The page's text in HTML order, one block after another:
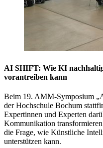
AI SHIFT: Wie KI
vorantreiben kann
Beim 19. AMM-Symposium
der Hochschule Bochum
Expertinnen und Experten
Kommunikation
die Frage, wie Künstliche
unterstützen kann.